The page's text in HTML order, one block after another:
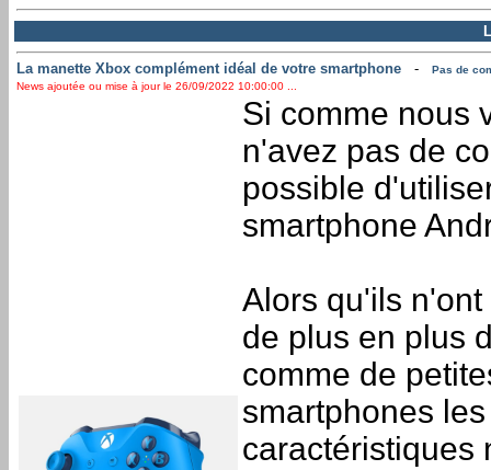
La manette Xbox complément idéal de votre smartphone -
Pas de
News ajoutée ou mise à jour le 26/09/2022 10:00:00 ...
Si comme nous
n'avez pas de
possible
smartphone
Alors qu'ils
de plus en plus
comme de
smartphones
caractéristiques